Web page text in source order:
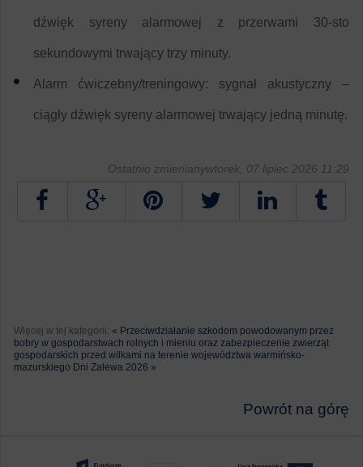
dźwięk syreny alarmowej z przerwami 30-sto
sekundowymi trwający trzy minuty.
Alarm ćwiczebny/treningowy: sygnał akustyczny –
ciągły dźwięk syreny alarmowej trwający jedną minutę.
Ostatnio zmienianywtorek, 07 lipiec 2026 11:29
Więcej w tej kategorii: « Przeciwdziałanie szkodom powodowanym przez
bobry w gospodarstwach rolnych i mieniu oraz zabezpieczenie zwierząt
gospodarskich przed wilkami na terenie województwa warmińsko-
mazurskiego Dni Zalewa 2026 »
Powrót na górę